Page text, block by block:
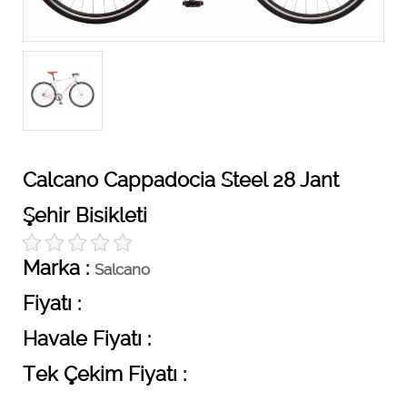
Calcano Cappadocia Steel 28 Jant
Şehir Bisikleti
Marka : Salcano
Fiyatı :
Havale Fiyatı :
Tek Çekim Fiyatı :